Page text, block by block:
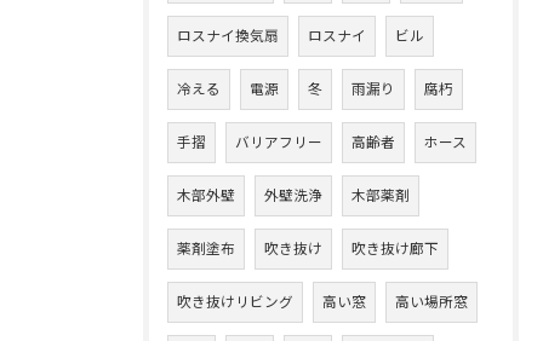
ロスナイ換気扇 ロスナイ ビル
冷える 電源 冬 雨漏り 腐朽
手摺 バリアフリー 高齢者 ホース
木部外壁 外壁洗浄 木部薬剤
薬剤塗布 吹き抜け 吹き抜け廊下
吹き抜けリビング 高い窓 高い場所窓